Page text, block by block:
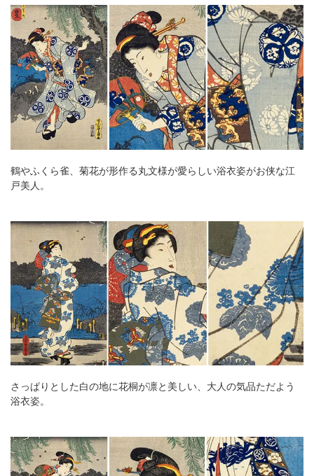
鶴やふくら雀、菊花が形作る丸文様が愛らしい浴衣姿がお侠な江
戸美人。
さっぱりとした白の地に花桐が凛と美しい、大人の気品ただよう
浴衣姿。